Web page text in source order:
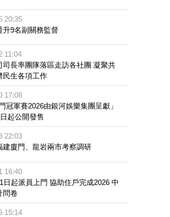
20:35
升9名副關務監督
11:04
司長率團隊落區走訪各社團 凝聚共
民生各項工作
17:08
冠軍賽2026由銀河娛樂集團呈獻」
起公開發售
22:03
建廈門、龍岩兩市考察調研
16:40
上門 協助住戶完成2026 中
問卷
15:14